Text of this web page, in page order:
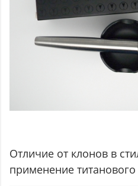
Отличие от клонов в
применение титанового